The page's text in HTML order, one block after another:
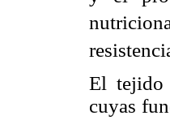
El tejido
cuyas